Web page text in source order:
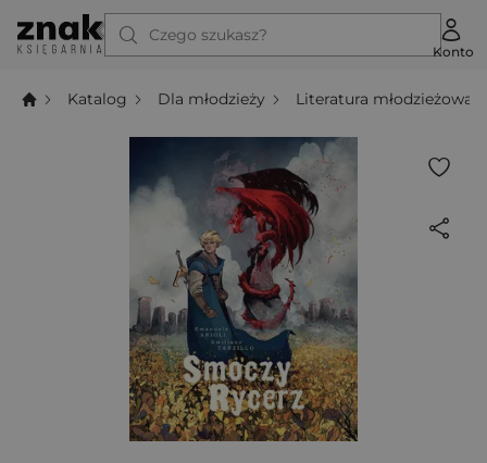
Czego szukasz?
Konto
Katalog Dla młodzieży Literatura młodzieżowa